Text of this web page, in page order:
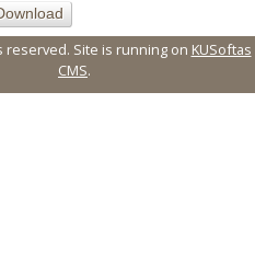
reserved. Site is running on KUSoftas
CMS.